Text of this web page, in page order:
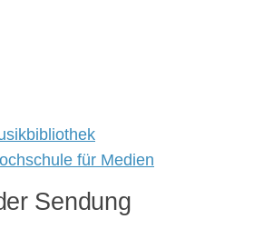
für Medien
Sendung